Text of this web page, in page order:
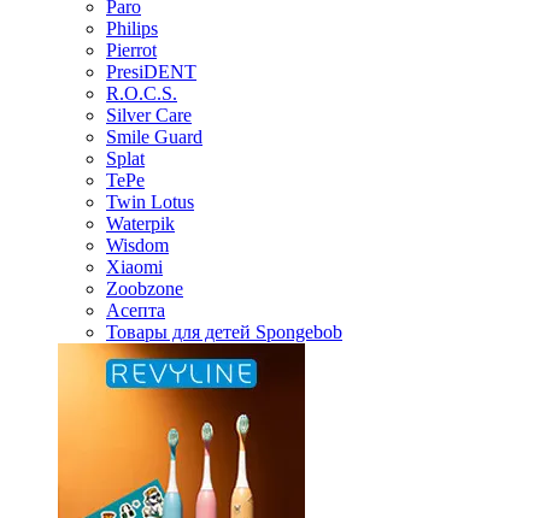
Paro
Philips
Pierrot
PresiDENT
R.O.C.S.
Silver Care
Smile Guard
Splat
TePe
Twin Lotus
Waterpik
Wisdom
Xiaomi
Zoobzone
Асепта
Товары для детей Spongebob